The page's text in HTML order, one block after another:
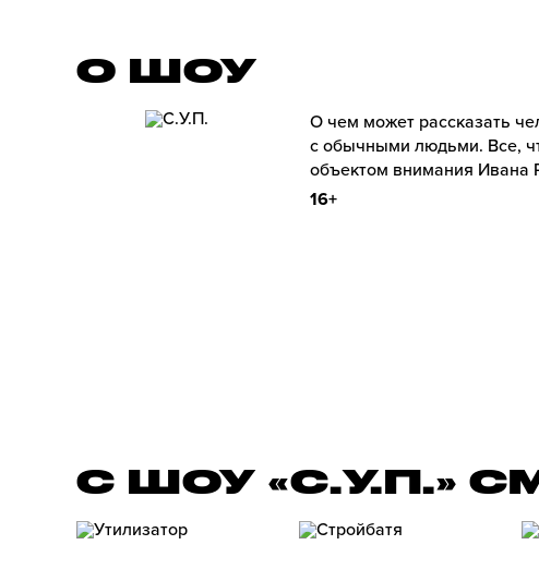
О ШОУ
О чем может рассказать
с обычными людьми. Все,
объектом внимания Ивана
16+
С ШОУ «С.У.П.»